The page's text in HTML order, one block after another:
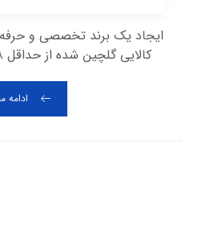
ایجاد یک برند تخصصی و
کالایی گلچین شده از حداقل ۸ گروه کالایی اصلی ...
ادامه